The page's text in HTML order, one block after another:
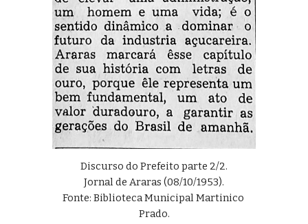
Discurso do Prefeito parte 2/2.
Jornal de Araras (08/10/1953).
Fonte: Biblioteca Municipal Martinico
Prado.